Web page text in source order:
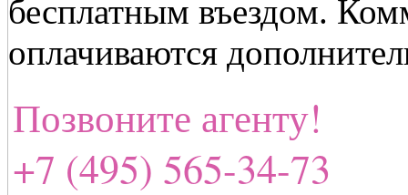
бесплатным въездом.
оплачиваются
Позвоните агенту!
+7 (495) 565-34-73